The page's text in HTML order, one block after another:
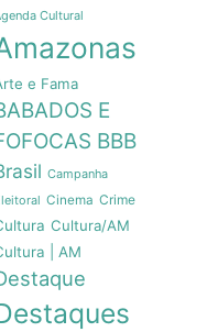
Cultural
e Fama
E
BBB
Campanha
Cinema Crime
Cultura/AM
| AM